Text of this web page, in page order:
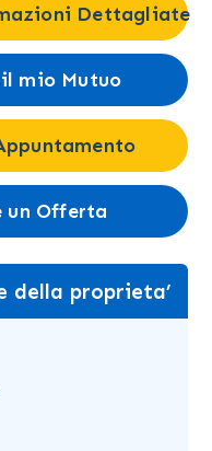
Dettagliate
mio Mutuo
un Offerta
della proprieta’